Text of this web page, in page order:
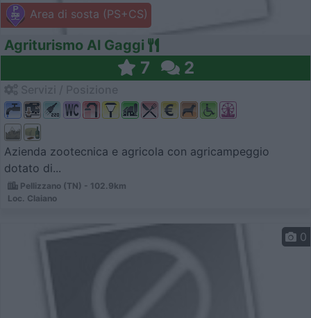
Area di sosta (PS+CS)
Agriturismo Al Gaggi
7 2
Azienda zootecnica e agricola con agricampeggio
dotato di...
Pellizzano (TN) - 102.9km
Loc. Claiano
0